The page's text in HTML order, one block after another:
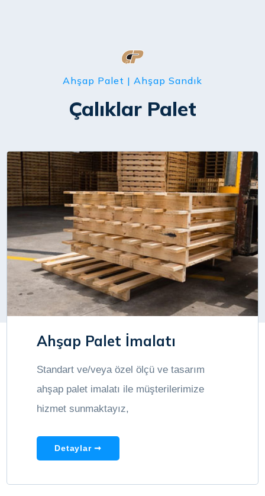
Ahşap Palet | Ahşap Sandık
Çalıklar Palet
Ahşap Palet İmalatı
Standart ve/veya özel ölçü ve tasarım
ahşap palet imalatı ile müşterilerimize
hizmet sunmaktayız,
Detaylar ➞